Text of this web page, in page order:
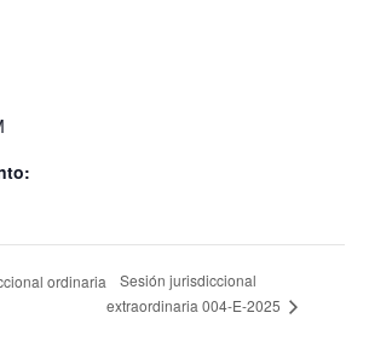
ordinaria
Sesión jurisdiccional
extraordinaria 004-E-2025